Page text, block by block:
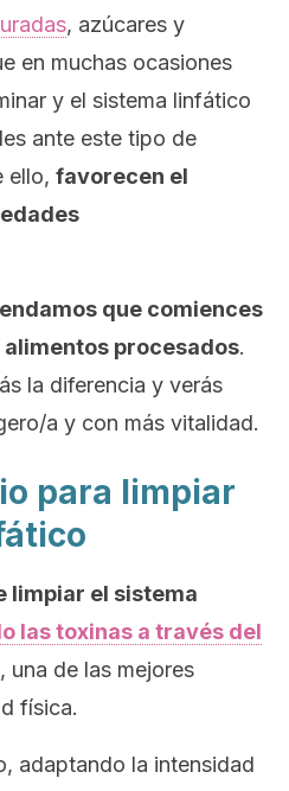
, azúcares y
en muchas ocasiones
y el sistema linfático
ante este tipo de
ello, favorecen el
que comiences
alimentos procesados.
la diferencia y verás
a y con más vitalidad.
para limpiar
limpiar el sistema
las toxinas a través del
una de las mejores
física.
adaptando la intensidad